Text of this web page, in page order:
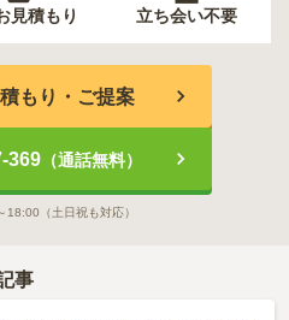
見積もり 立ち会い不要
もり・ご提案
369（通話無料）
18:00 （土日祝も対応）
事